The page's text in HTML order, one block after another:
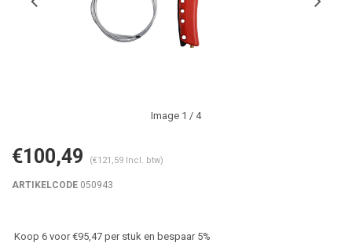
Image 1 / 4
€100,49 (€121,59 Incl. btw)
ARTIKELCODE 050943
Koop 6 voor €95,47 per stuk en bespaar 5%